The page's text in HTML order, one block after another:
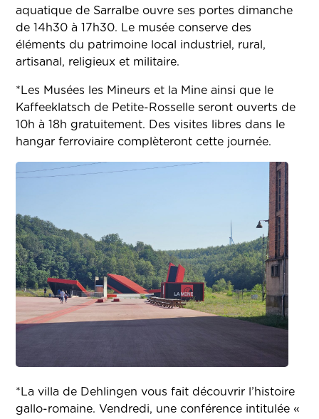
aquatique de Sarralbe ouvre ses portes dimanche
de 14h30 à 17h30. Le musée conserve des
éléments du patrimoine local industriel, rural,
artisanal, religieux et militaire.
*Les Musées les Mineurs et la Mine ainsi que le
Kaffeeklatsch de Petite-Rosselle seront ouverts de
10h à 18h gratuitement. Des visites libres dans le
hangar ferroviaire complèteront cette journée.
*La villa de Dehlingen vous fait découvrir l’histoire
gallo-romaine. Vendredi, une conférence intitulée «